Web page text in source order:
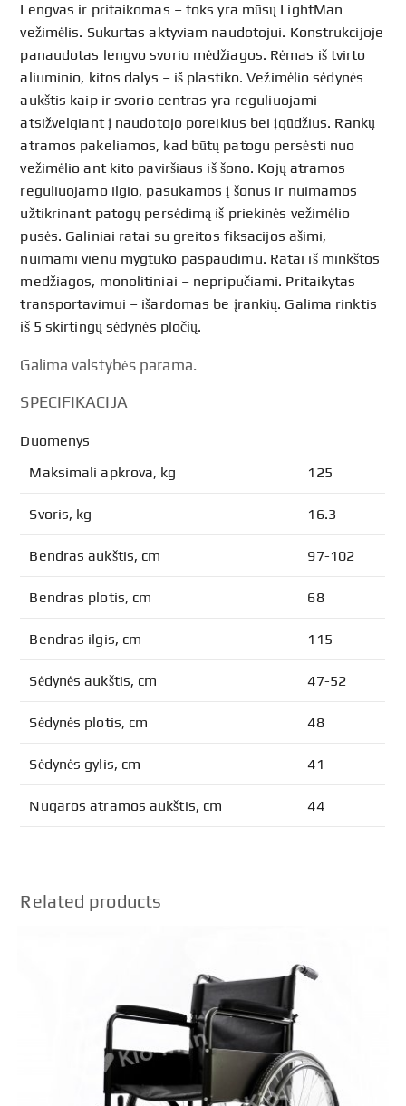
Lengvas ir pritaikomas – toks yra mūsų LightMan
vežimėlis. Sukurtas aktyviam naudotojui. Konstrukcijoje
panaudotas lengvo svorio mėdžiagos. Rėmas iš tvirto
aliuminio, kitos dalys – iš plastiko. Vežimėlio sėdynės
aukštis kaip ir svorio centras yra reguliuojami
atsižvelgiant į naudotojo poreikius bei įgūdžius. Rankų
atramos pakeliamos, kad būtų patogu persėsti nuo
vežimėlio ant kito paviršiaus iš šono. Kojų atramos
reguliuojamo ilgio, pasukamos į šonus ir nuimamos
užtikrinant patogų persėdimą iš priekinės vežimėlio
pusės. Galiniai ratai su greitos fiksacijos ašimi,
nuimami vienu mygtuko paspaudimu. Ratai iš minkštos
medžiagos, monolitiniai – nepripučiami. Pritaikytas
transportavimui – išardomas be įrankių. Galima rinktis
iš 5 skirtingų sėdynės pločių.
Galima valstybės parama.
SPECIFIKACIJA
Duomenys
Maksimali apkrova, kg
125
Svoris, kg 16.3
Bendras aukštis, cm 97-102
Bendras plotis, cm 68
Bendras ilgis, cm 115
Sėdynės aukštis, cm 47-52
Sėdynės plotis, cm 48
Sėdynės gylis, cm 41
Nugaros atramos aukštis, cm 44
Related products